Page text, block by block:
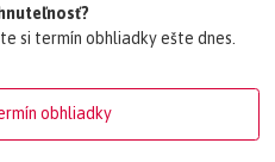
1900
2
si termín obhliadky ešte dnes.
obhliadky